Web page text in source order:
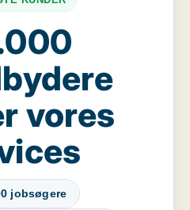
vores
jobsøgere